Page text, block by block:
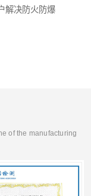
解决防火防爆
of the manufacturing